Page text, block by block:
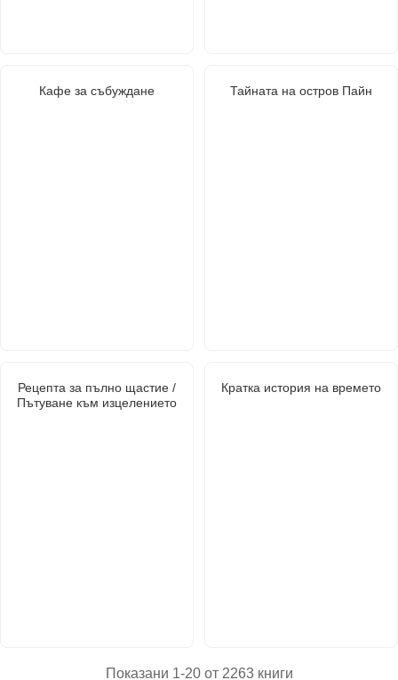
Кафе за събуждане Тайната на остров Пайн
Рецепта за пълно щастие /
Пътуване към изцелението
Кратка история на времето
Показани 1-20 от 2263 книги